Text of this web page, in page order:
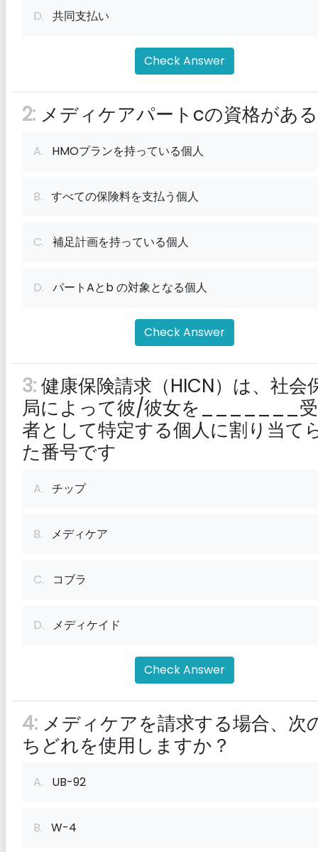
D. 共同支払い
Check Answer
2: メディケアパートcの資格があ
A. HMOプランを持っている個人
B. すべての保険料を支払う個人
C. 補足計画を持っている個人
D. パートAとb の対象となる個人
Check Answer
3:健康保険請求（HICN）は、社会
局によって彼/彼女を_______
者として特定する個人に割り当て
た番号です
A. チップ
B. メディケア
C. コブラ
D. メディケイド
Check Answer
4: メディケアを請求する場合、次
ちどれを使用しますか？
A. UB-92
B. W-4